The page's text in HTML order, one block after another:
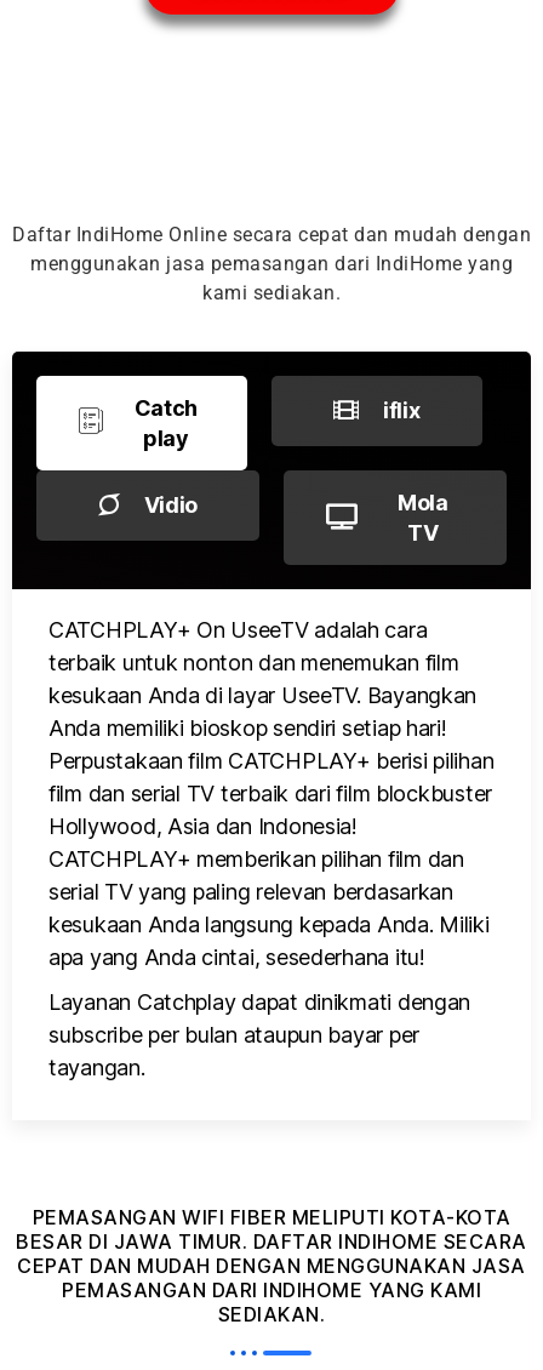
Daftar IndiHome Online secara cepat dan mudah dengan
menggunakan jasa pemasangan dari IndiHome yang
kami sediakan.
Catch
play
iflix
Vidio
Mola
TV
CATCHPLAY+ On UseeTV adalah cara
terbaik untuk nonton dan menemukan film
kesukaan Anda di layar UseeTV. Bayangkan
Anda memiliki bioskop sendiri setiap hari!
Perpustakaan film CATCHPLAY+ berisi pilihan
film dan serial TV terbaik dari film blockbuster
Hollywood, Asia dan Indonesia!
CATCHPLAY+ memberikan pilihan film dan
serial TV yang paling relevan berdasarkan
kesukaan Anda langsung kepada Anda. Miliki
apa yang Anda cintai, sesederhana itu!
Layanan Catchplay dapat dinikmati dengan
subscribe per bulan ataupun bayar per
tayangan.
PEMASANGAN WIFI FIBER MELIPUTI KOTA-KOTA
BESAR DI JAWA TIMUR. DAFTAR INDIHOME SECARA
CEPAT DAN MUDAH DENGAN MENGGUNAKAN JASA
PEMASANGAN DARI INDIHOME YANG KAMI
SEDIAKAN.